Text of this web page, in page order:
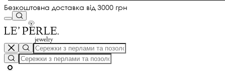
Безкоштовна доставка від 3000 грн